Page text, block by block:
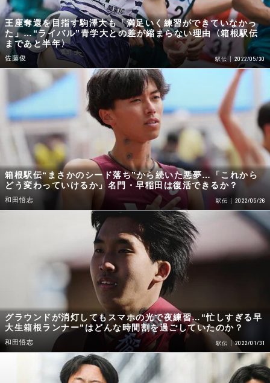
王座奪還を目指す駒澤大も「満足いく練習ができていなかっ
た」…“ライバル”青学大との差が縮まらない理由〈箱根駅伝
まであと半年〉
佐藤俊 駅伝 2022/05/30
箱根駅伝“まさかのシード落ち”から続いた悪夢…「これから
どう変わっていけるか」名門・早稲田は復活できるか？
和田悟志 駅伝 2022/05/26
グラウンドが消灯してもスマホの光で夜練習…“忙しすぎる早
大生箱根ランナー”はどんな時間割を過ごしていたのか？
和田悟志 駅伝 2022/01/31